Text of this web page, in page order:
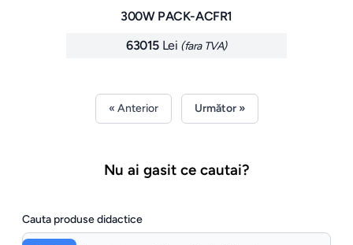
300W PACK-ACFR1
63015 Lei (fara TVA)
« Anterior Următor »
Nu ai gasit ce cautai?
Cauta produse didactice